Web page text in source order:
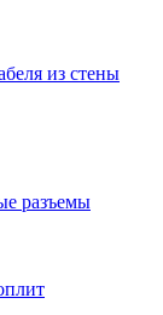
из стены
разъемы